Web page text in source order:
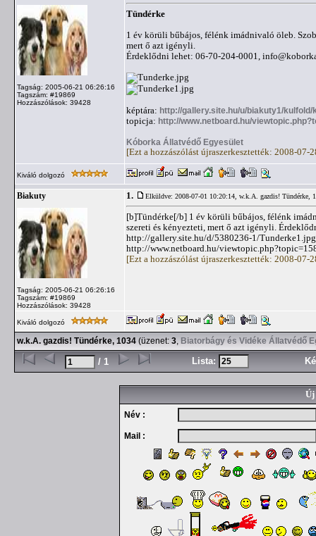
Tagság: 2005-06-21 06:26:16
Tagszám: #19869
Hozzászólások: 39428
Tündérke
1 év körüli bűbájos, félénk imádnivaló öleb.
mert ő azt igényli.
Érdeklődni lehet: 06-70-204-0001,
képtára: http://gallery.site.hu/u/biakuty1/kulfold/
topicja: http://www.netboard.hu/
Kóborka Állatvédő Egyesület
[Ezt a hozzászólást újraszerkesztették: 2008-07-
Kiváló dolgozó
Biakuty
Tagság: 2005-06-21 06:26:16
Tagszám: #19869
Hozzászólások: 39428
1. Elküldve: 2008-07-01 10:20:14, w.k.A. gazdis! Tündérke,
[b]Tündérke[/b] 1 év körüli bűbájos, félénk
szereti és kényezteti, mert ő azt igényli.
http://gallery.site.hu/d/5380236-1/
http://www.netboard.hu/
[Ezt a hozzászólást újraszerkesztették: 2008-07-
Kiváló dolgozó
w.k.A. gazdis! Tündérke, 1034 (üzenet: 3, Biatorbágy és Vidéke Állatvédő
/ 1 Lista:
Új
Név :
Mail :